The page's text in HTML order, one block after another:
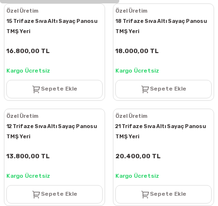
Özel Üretim
15 Trifaze Sıva Altı Sayaç Panosu
TMŞ Yeri
16.800,00 TL
Kargo Ücretsiz
Sepete Ekle
Özel Üretim
18 Trifaze Sıva Altı Sayaç Panosu
TMŞ Yeri
18.000,00 TL
Kargo Ücretsiz
Sepete Ekle
Özel Üretim
12 Trifaze Sıva Altı Sayaç Panosu
TMŞ Yeri
13.800,00 TL
Kargo Ücretsiz
Sepete Ekle
Özel Üretim
21 Trifaze Sıva Altı Sayaç Panosu
TMŞ Yeri
20.400,00 TL
Kargo Ücretsiz
Sepete Ekle